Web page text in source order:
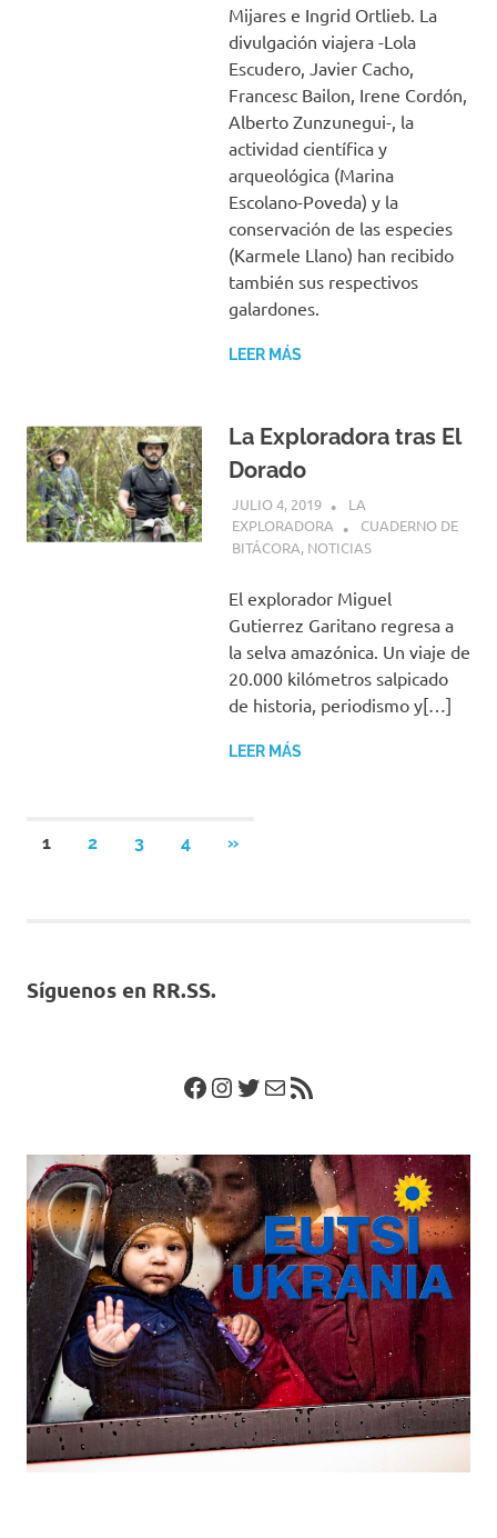
Mijares e Ingrid Ortlieb. La
divulgación viajera -Lola
Escudero, Javier Cacho,
Francesc Bailon, Irene Cordón,
Alberto Zunzunegui-, la
actividad científica y
arqueológica (Marina
Escolano-Poveda) y la
conservación de las especies
(Karmele Llano) han recibido
también sus respectivos
galardones.
LEER MÁS
La Exploradora tras El
Dorado
JULIO 4, 2019
LA
EXPLORADORA
CUADERNO DE
BITÁCORA, NOTICIAS
El explorador Miguel
Gutierrez Garitano regresa a
la selva amazónica. Un viaje de
20.000 kilómetros salpicado
de historia, periodismo y[…]
LEER MÁS
Paginación
1 2 3 4
SIGUIENTES
»
Síguenos en RR.SS.
Facebook
Instagram
Twitter
Correo electrónico
Feed RSS